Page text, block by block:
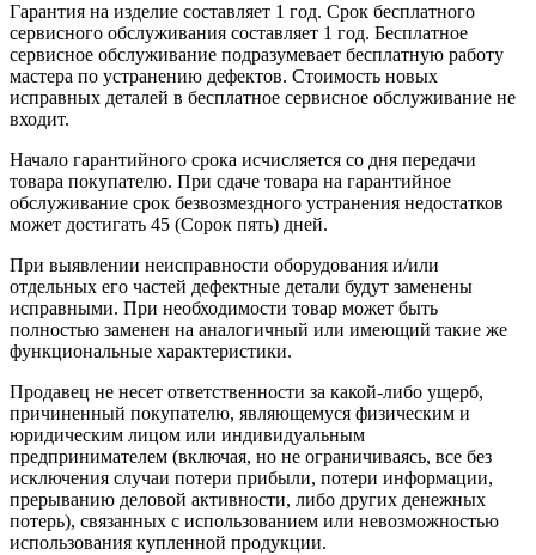
Гарантия на изделие составляет 1 год. Срок бесплатного
сервисного обслуживания составляет 1 год. Бесплатное
сервисное обслуживание подразумевает бесплатную работу
мастера по устранению дефектов. Стоимость новых
исправных деталей в бесплатное сервисное обслуживание не
входит.
Начало гарантийного срока исчисляется со дня передачи
товара покупателю. При сдаче товара на гарантийное
обслуживание срок безвозмездного устранения недостатков
может достигать 45 (Сорок пять) дней.
При выявлении неисправности оборудования и/или
отдельных его частей дефектные детали будут заменены
исправными. При необходимости товар может быть
полностью заменен на аналогичный или имеющий такие же
функциональные характеристики.
Продавец не несет ответственности за какой-либо ущерб,
причиненный покупателю, являющемуся физическим и
юридическим лицом или индивидуальным
предпринимателем (включая, но не ограничиваясь, все без
исключения случаи потери прибыли, потери информации,
прерыванию деловой активности, либо других денежных
потерь), связанных с использованием или невозможностью
использования купленной продукции.